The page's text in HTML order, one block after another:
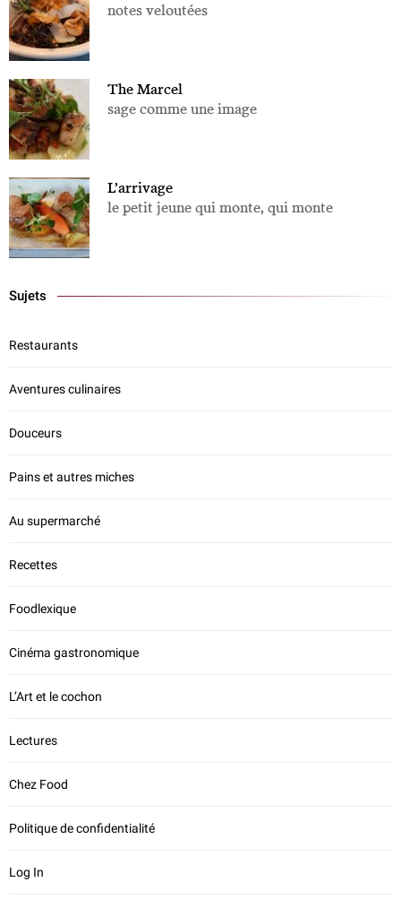
notes veloutées
The Marcel
sage comme une image
L’arrivage
le petit jeune qui monte, qui monte
Sujets
Restaurants
Aventures culinaires
Douceurs
Pains et autres miches
Au supermarché
Recettes
Foodlexique
Cinéma gastronomique
L’Art et le cochon
Lectures
Chez Food
Politique de confidentialité
Log In